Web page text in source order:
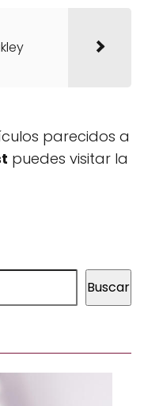
parecidos a
puedes visitar la
Buscar